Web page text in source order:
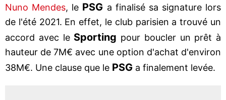
Nuno Mendes, le PSG a finalisé sa signature lors
de l'été 2021. En effet, le club parisien a trouvé un
accord avec le Sporting pour boucler un prêt à
hauteur de 7M€ avec une option d'achat d'environ
38M€. Une clause que le PSG a finalement levée.